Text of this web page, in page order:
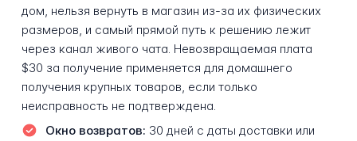
дом, нельзя вернуть в магазин из-за их физических
размеров, и самый прямой путь к решению лежит
через канал живого чата. Невозвращаемая плата
$30 за получение применяется для домашнего
получения крупных товаров, если только
неисправность не подтверждена.
Окно возвратов: 30 дней с даты доставки или